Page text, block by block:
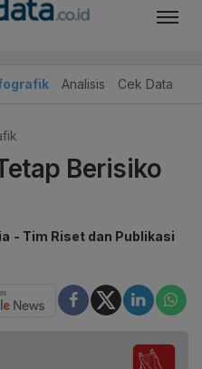
Analisis Cek Data
Berisiko
- Tim Riset dan Publikasi